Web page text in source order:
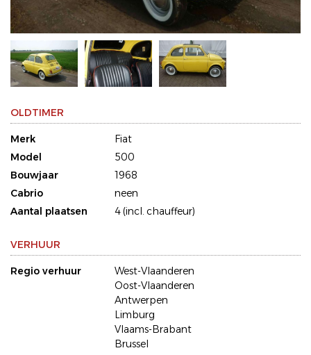
OLDTIMER
Merk
Fiat
Model
500
Bouwjaar
1968
Cabrio
neen
Aantal plaatsen
4 (incl. chauffeur)
VERHUUR
Regio verhuur
West-Vlaanderen
Oost-Vlaanderen
Antwerpen
Limburg
Vlaams-Brabant
Brussel